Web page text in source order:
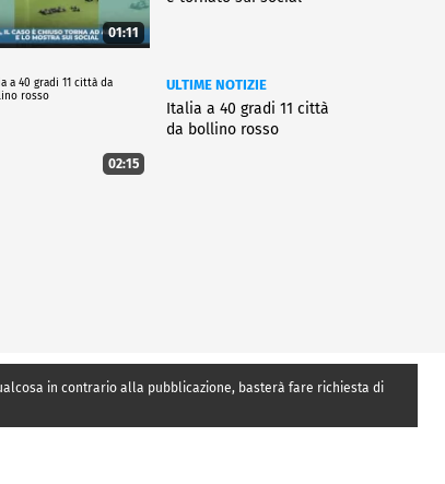
01:11
02:15
ULTIME NOTIZIE
Italia a 40 gradi 11 città
da bollino rosso
in contrario alla pubblicazione, basterà fare richiesta di